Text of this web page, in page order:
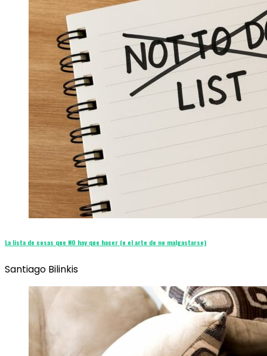
La lista de cosas que NO hay que hacer (o el arte de no malgastarse)
Santiago Bilinkis